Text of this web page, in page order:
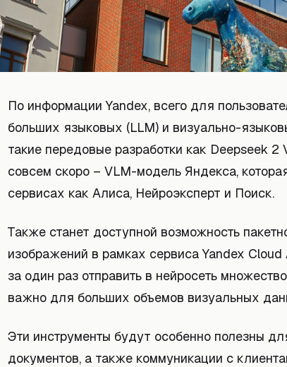
По информации Yandex, всего для
больших языковых (LLM) и визуально-
такие передовые разработки как Deepseek
совсем скоро – VLM-модель Яндекса,
сервисах как Алиса, Нейроэксперт и Поиск.
Также станет доступной возможность
изображений в рамках сервиса Yandex Cloud
за один раз отправить в нейросеть
важно для больших объемов визуальных
Эти инструменты будут особенно полезны
документов, а также коммуникации с